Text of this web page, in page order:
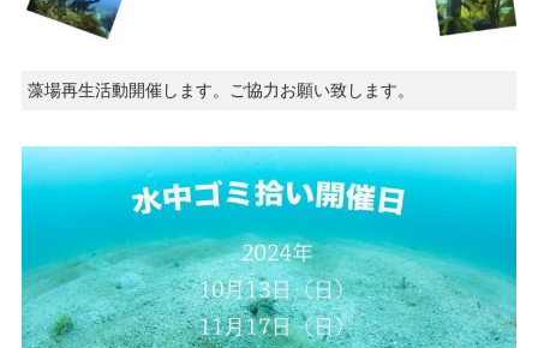
藻場再生活動開催します。ご協力お願い致します。